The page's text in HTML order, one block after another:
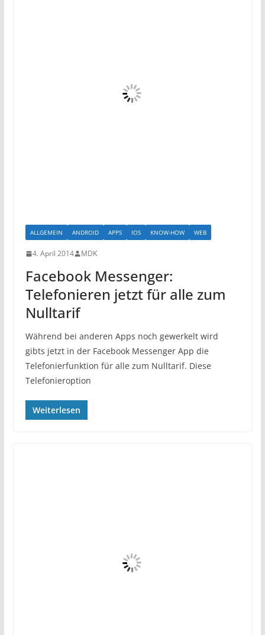
ALLGEMEIN ANDROID APPS IOS KNOW-HOW WEB
4. April 2014 MDK
Facebook Messenger:
Telefonieren jetzt für alle zum
Nulltarif
Während bei anderen Apps noch gewerkelt wird
gibts jetzt in der Facebook Messenger App die
Telefonierfunktion für alle zum Nulltarif. Diese
Telefonieroption
Weiterlesen